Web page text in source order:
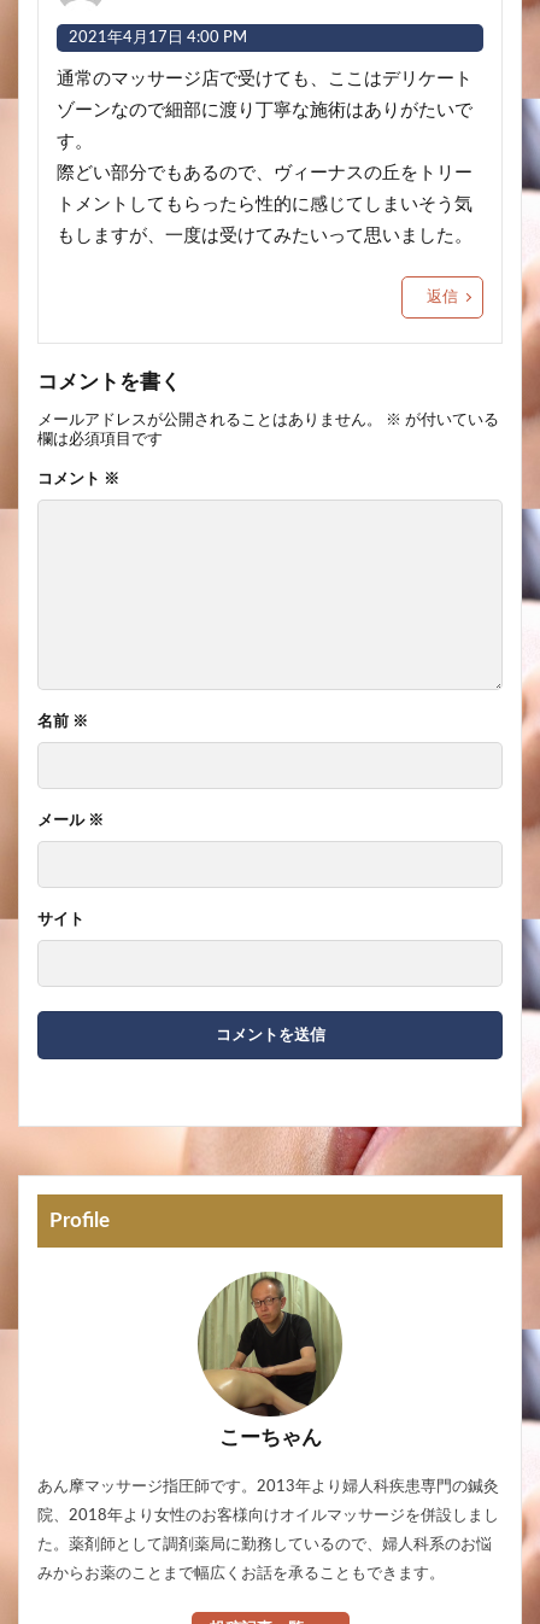
2021年4月17日 4:00 PM
通常のマッサージ店で受けても、ここはデリケート
ゾーンなので細部に渡り丁寧な施術はありがたいで
す。
際どい部分でもあるので、ヴィーナスの丘をトリー
トメントしてもらったら性的に感じてしまいそう気
もしますが、一度は受けてみたいって思いました。
返信
コメントを書く
メールアドレスが公開されることはありません。 ※ が付いている
欄は必須項目です
コメント ※
名前 ※
メール ※
サイト
Profile
こーちゃん
あん摩マッサージ指圧師です。2013年より婦人科疾患専門の鍼灸
院、2018年より女性のお客様向けオイルマッサージを併設しまし
た。薬剤師として調剤薬局に勤務しているので、婦人科系のお悩
みからお薬のことまで幅広くお話を承ることもできます。